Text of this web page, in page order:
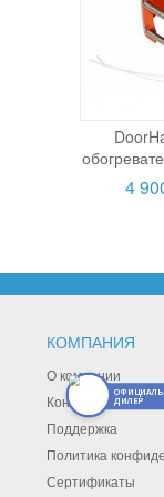
4
КОМПАНИЯ
О компании
Контакты
Поддержка
Политика
Сертификаты
ДИЛЕР